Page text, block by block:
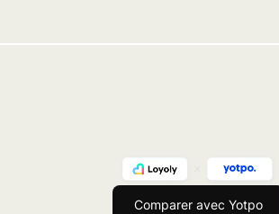
Comparer avec Yotpo